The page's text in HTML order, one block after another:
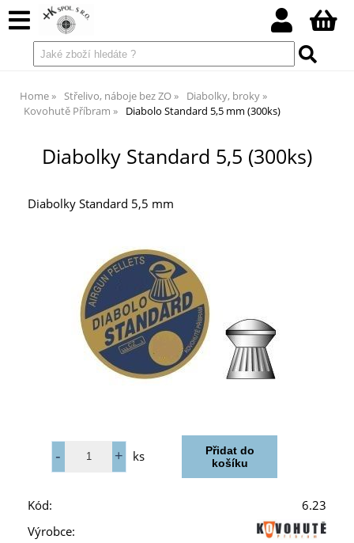
Home Střelivo, náboje bez ZO
Diabolky, broky
Kovohutě Příbram
Diabolo Standard 5,5 mm (300ks)
Diabolky Standard 5,5 (300ks)
Diabolky Standard 5,5 mm
ks
Kód:
6.23
Výrobce: